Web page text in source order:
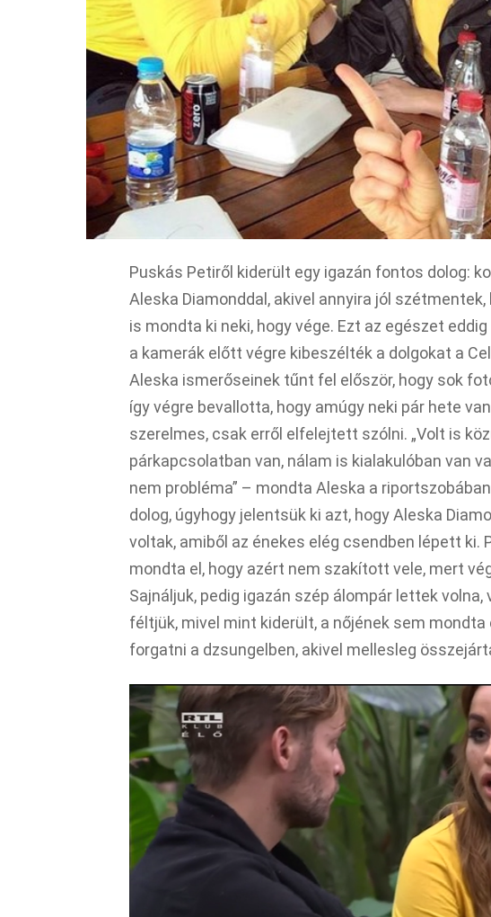
Puskás Petiről kiderült egy igazán fontos dolog:
Aleska Diamonddal, akivel annyira jól
is mondta ki neki, hogy vége. Ezt az egészet
a kamerák előtt végre kibeszélték a dolgokat a
Aleska ismerőseinek tűnt fel először, hogy sok
így végre bevallotta, hogy amúgy neki pár hete
szerelmes, csak erről elfelejtett szólni. „Volt is
párkapcsolatban van, nálam is kialakulóban van
nem probléma” – mondta Aleska a
dolog, úgyhogy jelentsük ki azt, hogy Aleska
voltak, amiből az énekes elég csendben lépett ki.
mondta el, hogy azért nem szakított vele, mert
Sajnáljuk, pedig igazán szép álompár lettek
féltjük, mivel mint kiderült, a nőjének sem mondta
forgatni a dzsungelben, akivel mellesleg